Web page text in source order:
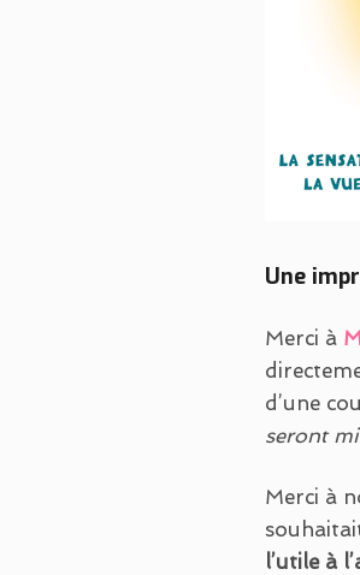
Une
Merci à
d’une
seront
Merci à
l’utile à